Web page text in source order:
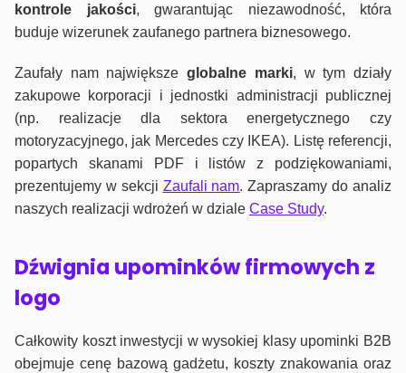
kontrole jakości, gwarantując niezawodność, która
buduje wizerunek zaufanego partnera biznesowego.
Zaufały nam największeglobalne marki, w tym działy
zakupowe korporacji i jednostki administracji publicznej
(np. realizacje dla sektora energetycznego czy
motoryzacyjnego, jak Mercedes czy IKEA). Listę referencji,
popartych skanami PDF i listów z podziękowaniami,
prezentujemy w sekcji Zaufali nam. Zapraszamy do analiz
naszych realizacji wdrożeń w dziale Case Study.
Dźwignia upominków firmowych z
logo
Całkowity koszt inwestycji w wysokiej klasy upominki B2B
obejmuje cenę bazową gadżetu, koszty znakowania oraz